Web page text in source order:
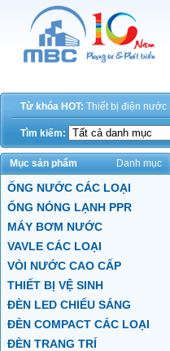
Từ khóa HOT: Thiết bị điện nước
Tìm kiếm:
Mục sản phẩm Danh mục
ỐNG NƯỚC CÁC LOẠI
ỐNG NÓNG LẠNH PPR
MÁY BƠM NƯỚC
VAVLE CÁC LOẠI
VÒI NƯỚC CAO CẤP
THIẾT BỊ VỆ SINH
ĐÈN LED CHIẾU SÁNG
ĐÈN COMPACT CÁC LOẠI
ĐÈN TRANG TRÍ